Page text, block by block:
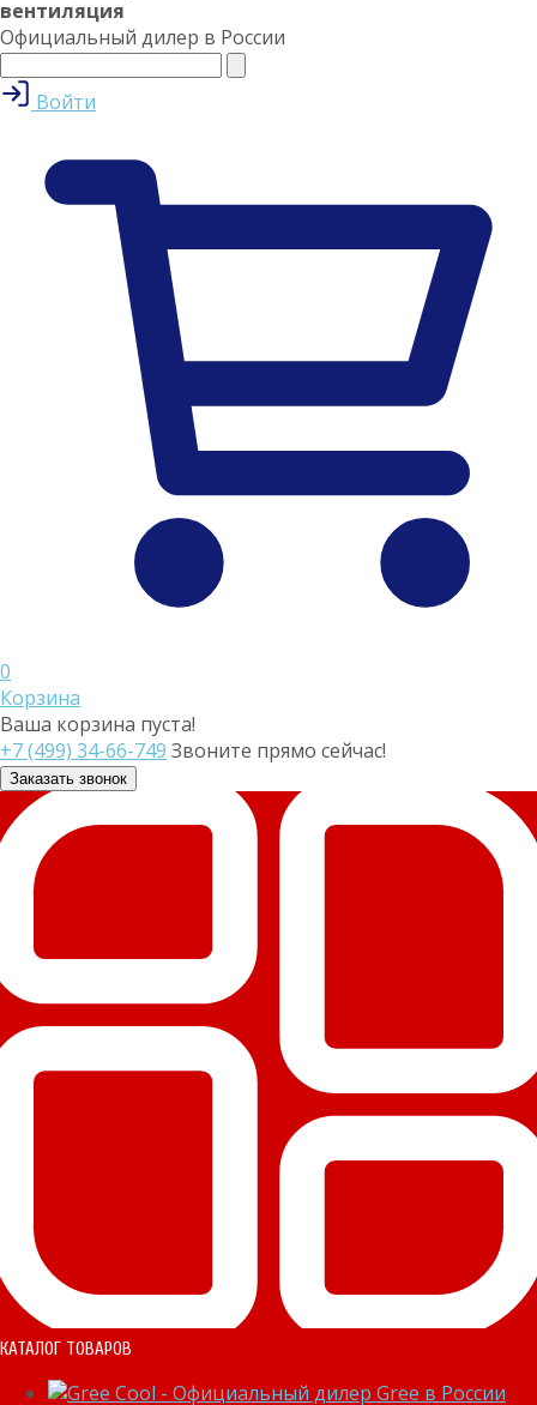
вентиляция
Официальный дилер в России
Войти
0
Корзина
Ваша корзина пуста!
+7 (499) 34-66-749 Звоните прямо сейчас!
Заказать звонок
КАТАЛОГ ТОВАРОВ